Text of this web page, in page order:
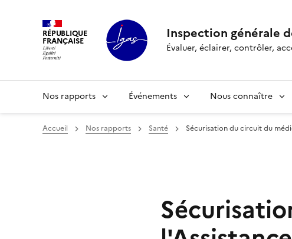
RÉPUBLIQUE
FRANÇAISE Inspection générale
Évaluer, éclairer, contrôler,
Nos rapports Événements Nous connaître
Accueil Nos rapports Santé Sécurisation du circuit du